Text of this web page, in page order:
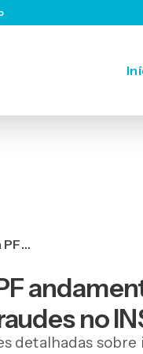
no
detalhadas